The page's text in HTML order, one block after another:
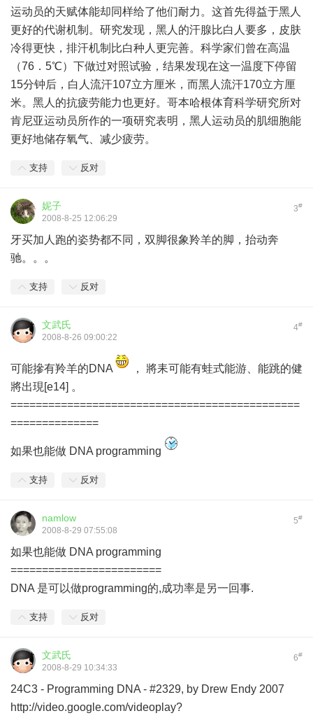
运动员的天赋体能却同样给了他们耐力。这首先得益于黑人
更好的代谢机制。研究发现，黑人的汗腺比白人要多，皮肤
冷得更快，排汗机制比白种人更完善。科学家们曾在高温
（76．5℃）下做过对照试验，结果发现在这一温度下停留
15分钟后，白人流汗107立方厘米，而黑人流汗170立方厘
米。黑人的抗疲劳能力也更好。哥本哈根体育科学研究所对
肯尼亚运动员所作的一项研究表明，黑人运动员的肌细胞能
更好地储存氧气、减少疲劳。
支持 反对
3#
妮子
2008-8-25 12:06:29
牙买加人跑的姿势都不同，双脚很象羚羊的脚，抬动奔
驰。。。
支持 反对
4#
文武氏
2008-8-26 09:00:22
可能摻有羚羊的DNA
， 將耒可能有蛙式能游、能跳的健
將出現[e14] 。
==============================================
==============
如果也能做 DNA programming
支持 反对
5#
namlow
2008-8-29 07:55:08
如果也能做 DNA programming
========================
DNA 是可以做programming的,成功率是另一回事.
支持 反对
6#
文武氏
2008-8-29 10:34:33
24C3 - Programming DNA - #2329, by Drew Endy 2007
http://video.google.com/videoplay?